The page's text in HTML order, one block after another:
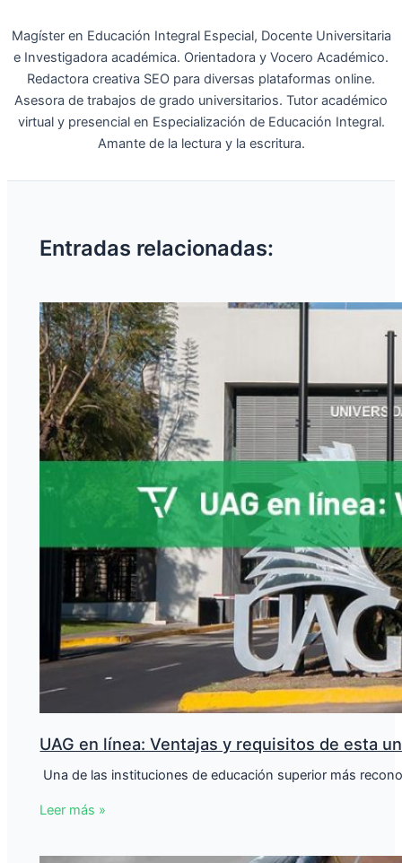
Magíster en Educación Integral Especial, Docente Universitaria
e Investigadora académica. Orientadora y Vocero Académico.
Redactora creativa SEO para diversas plataformas online.
Asesora de trabajos de grado universitarios. Tutor académico
virtual y presencial en Especialización de Educación Integral.
Amante de la lectura y la escritura.
Entradas relacionadas:
UAG en línea: Ventajas y requisitos de esta
Una de las instituciones de educación superior más
Leer más »